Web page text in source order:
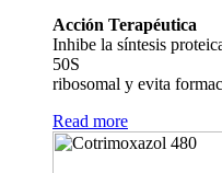
Acción Terapéutica
Inhibe la síntesis
50S
ribosomal y evita
Read more